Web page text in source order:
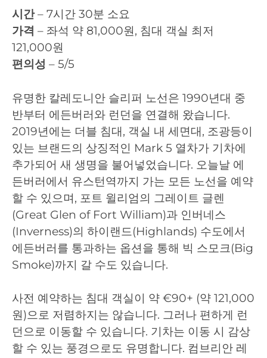
시간– 7시간 30분 소요
가격 – 좌석 약 81,000원, 침대 객실 최저
121,000원
편의성 – 5/5
유명한 칼레도니안 슬리퍼 노선은 1990년대 중
반부터 에든버러와 런던을 연결해 왔습니다.
2019년에는 더블 침대, 객실 내 세면대, 조광등이
있는 브랜드의 상징적인 Mark 5 열차가 기차에
추가되어 새 생명을 불어넣었습니다. 오늘날 에
든버러에서 유스턴역까지 가는 모든 노선을 예약
할 수 있으며, 포트 윌리엄의 그레이트 글렌
(Great Glen of Fort William)과 인버네스
(Inverness)의 하이랜드(Highlands) 수도에서
에든버러를 통과하는 옵션을 통해 빅 스모크(Big
Smoke)까지 갈 수도 있습니다.
사전 예약하는 침대 객실이 약 €90+ (약 121,000
원)으로 저렴하지는 않습니다. 그러나 편하게 런
던으로 이동할 수 있습니다. 기차는 이동 시 감상
할 수 있는 풍경으로도 유명합니다. 컴브리안 레